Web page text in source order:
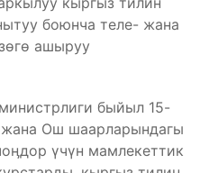
боюнча теле- жана
ашыруу
быйыл 15-
жана Ош шаарларындагы
үчүн мамлекеттик